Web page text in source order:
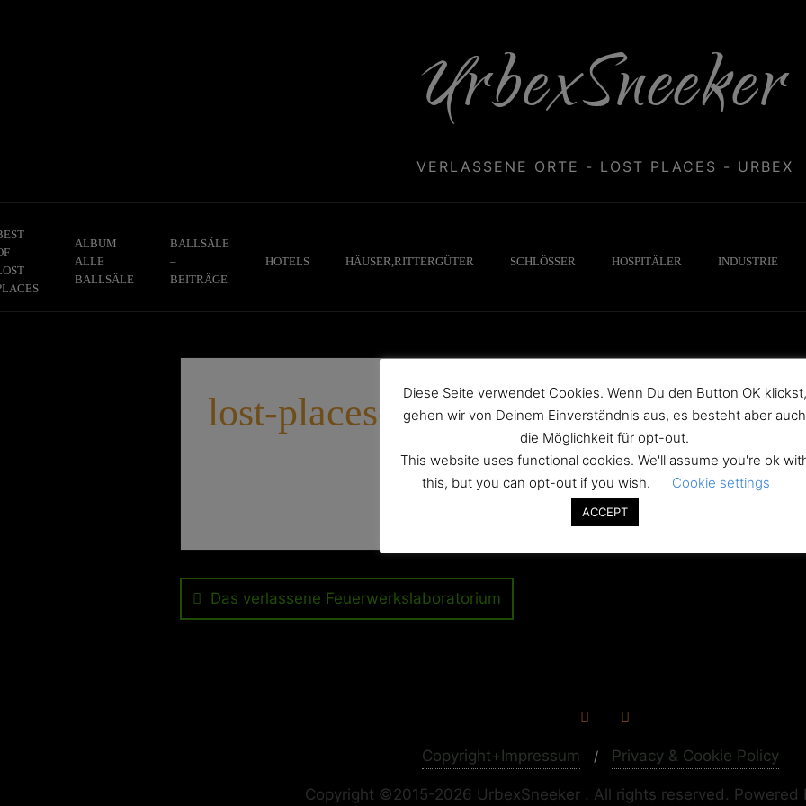
UrbexSneeker
VERLASSENE ORTE - LOST PLACES - URBEX
ALBUM
ALLE
BALLSÄLE
BALLSÄLE
–
BEITRÄGE
HOTELS HÄUSER,RITTERGÜTER SCHLÖSSER HOSPITÄLER INDUSTRIE
lost-places-kaserne
Beitragsnavigation
Das verlassene Feuerwerkslaboratorium
Copyright+Impressum Privacy & Cookie Policy
Copyright ©2015-2026 UrbexSneeker . All rights reserved. Powered
Diese Seite verwendet Cookies. Wenn Du den Button OK klickst,
gehen wir von Deinem Einverständnis aus, es besteht aber auch
die Möglichkeit für opt-out.
This website uses functional cookies. We'll assume you're ok
this, but you can opt-out if you wish.
Cookie settings
ACCEPT